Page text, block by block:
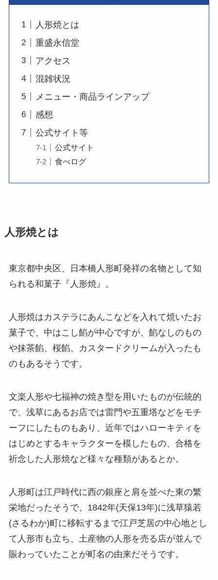
人形焼とは
重盛永信堂
アクセス
混雑状況
メニュー・商品ラインアップ
感想
公式サイト等
公式サイト
食べログ
人形焼とは
東京都中央区、日本橋人形町発祥の名物として知
られる和菓子『人形焼』。
人形焼はカステラにあんこなどを入れて焼いたお
菓子で、中はこし餡が中心ですが、餡なしのもの
や抹茶餡、桜餡、カスタードクリームが入ったも
のもあるそうです。
文楽人形や七福神の焼き型を用いたものが伝統的
で、浅草にあるお店では雷門や五重塔などをモチ
ーフにしたものもあり、近年ではハローキティを
はじめとするキャラクターを模したもの、合格を
祈念した人形焼など様々な種類があるとか。
人形町は江戸時代に西の銀座と肩を並べた東の繁
栄地だったそうで、1842年(天保13年)に浅草猿若
(さるわか)町に移転するまで江戸芝居の中心地とし
て人形市も立ち、土産物の人形を売る店が並んで
賑わっていたことが町名の由来だそうです。